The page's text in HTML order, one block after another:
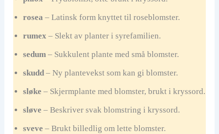
rosea – Latinsk form knyttet til roseblomster.
rumex– Slekt av planter i syrefamilien.
sedum– Sukkulent plante med små blomster.
skudd– Ny plantevekst som kan gi blomster.
sløke – Skjermplante med blomster, brukt i kryssord.
sløve – Beskriver svak blomstring i kryssord.
sveve – Brukt billedlig om lette blomster.